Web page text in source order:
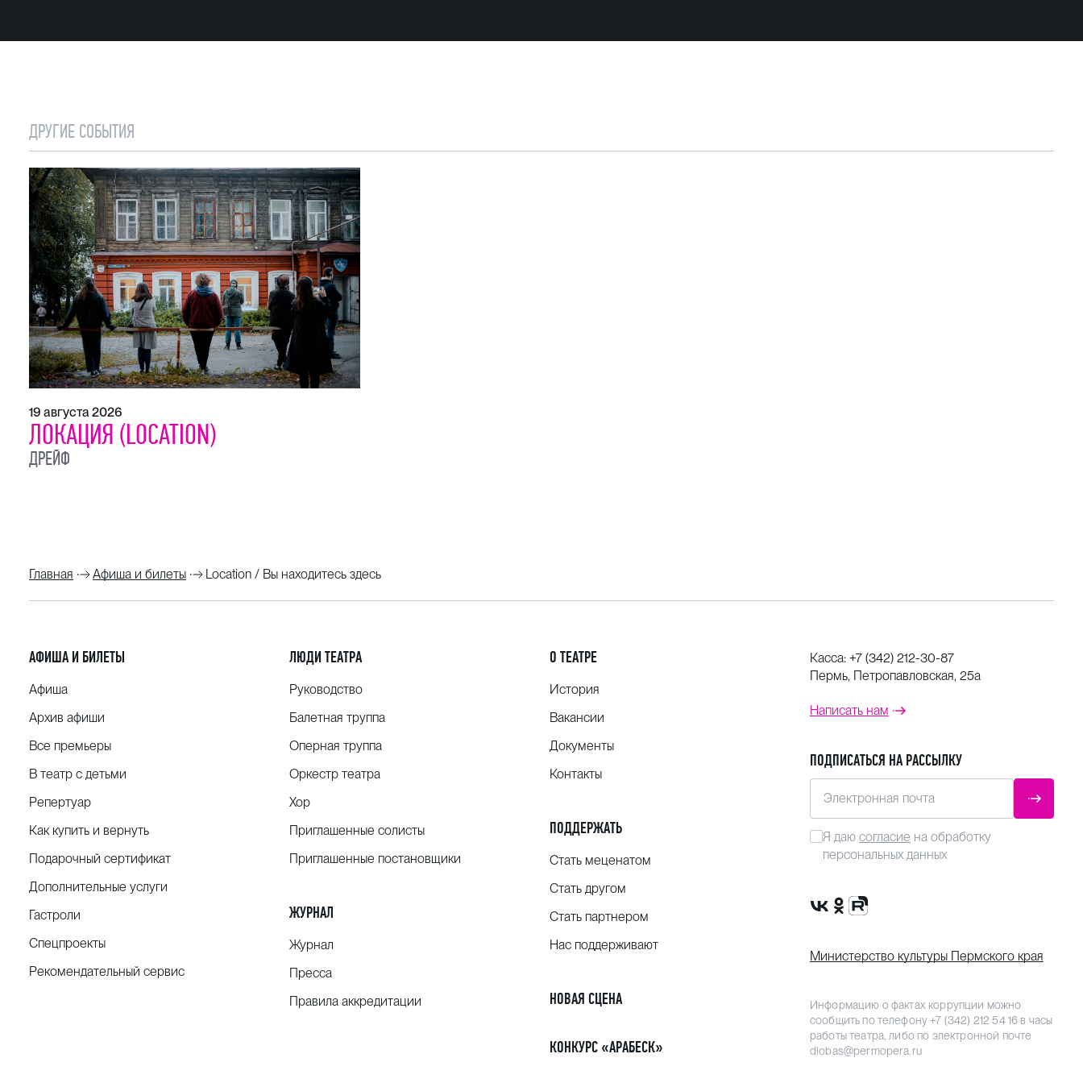
ДРУГИЕ СОБЫТИЯ
19 августа 2026
ЛОКАЦИЯ (LOCATION)
ДРЕЙФ
Главная Афиша и билеты Location / Вы находитесь здесь
АФИША И БИЛЕТЫ
Афиша
Архив афиши
Все премьеры
В театр с детьми
Репертуар
Как купить и вернуть
Подарочный сертификат
Дополнительные услуги
Гастроли
Спецпроекты
Рекомендательный сервис
ЛЮДИ ТЕАТРА
Руководство
Балетная труппа
Оперная труппа
Оркестр театра
Хор
Приглашенные солисты
Приглашенные постановщики
ЖУРНАЛ
Журнал
Пресса
Правила аккредитации
О ТЕАТРЕ
История
Вакансии
Документы
Контакты
ПОДДЕРЖАТЬ
Стать меценатом
Стать другом
Стать партнером
Нас поддерживают
НОВАЯ СЦЕНА
КОНКУРС «АРАБЕСК»
Касса: +7 (342) 212-30-87
Пермь, Петропавловская, 25а
Написать нам
ПОДПИСАТЬСЯ НА РАССЫЛКУ
Электронная почта
Я даю согласие на обработку
персональных данных
Сообщество VK
Группа в одноклассниках
Канал Rutube
Министерство культуры Пермского края
Информацию о фактах коррупции можно
сообщить по телефону+7 (342) 212 54 16 в часы
работы театра, либо по электронной почте
dlobas@permopera.ru